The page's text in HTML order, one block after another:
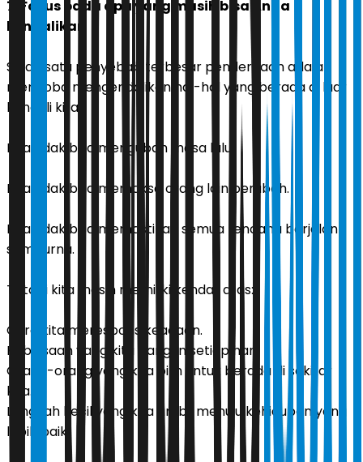
7. Fokus pada apa yang masih bisa Anda
kendalikan
Salah satu penyebab terbesar penderitaan adalah
mencoba mengendalikan hal-hal yang berada di luar
kendali kita.
Kita tidak bisa mengubah masa lalu.
Kita tidak bisa memaksa orang lain berubah.
Kita tidak bisa memastikan semua rencana berjalan
sempurna.
Tetapi kita masih memiliki kendali atas:
Cara kita merespons keadaan.
Kebiasaan yang kita bangun setiap hari.
Orang-orang yang kita pilih untuk berada di sekitar
kita.
Langkah kecil yang kita ambil menuju kehidupan yang
lebih baik.